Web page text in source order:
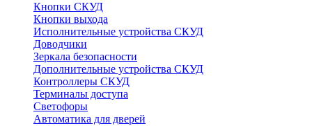
Кнопки СКУД
Кнопки выхода
Исполнительные устройства СКУД
Доводчики
Зеркала безопасности
Дополнительные устройства СКУД
Контроллеры СКУД
Терминалы доступа
Светофоры
Автоматика для дверей